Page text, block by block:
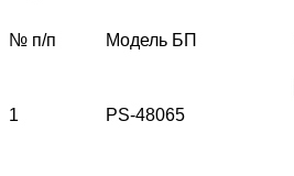
№ п/п Модель БП
1 PS-48065